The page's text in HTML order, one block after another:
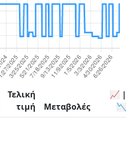
Τελική
τιμή
Μεταβολές
📈 |
📉